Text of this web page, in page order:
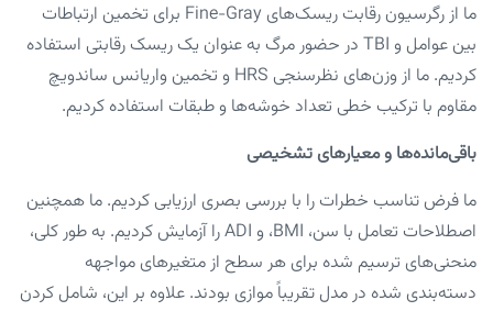
ما از رگرسیون رقابت ریسک‌های Fine-Gray برای تخمین ارتباطات
بین عوامل و TBI در حضور مرگ به عنوان یک ریسک رقابتی استفاده
کردیم. ما از وزن‌های نظرسنجی HRS و تخمین واریانس ساندویچ
مقاوم با ترکیب خطی تعداد خوشه‌ها و طبقات استفاده کردیم.
باقی‌مانده‌ها و معیارهای تشخیصی
ما فرض تناسب خطرات را با بررسی بصری ارزیابی کردیم. ما همچنین
اصطلاحات تعامل با سن، BMI، و ADI را آزمایش کردیم. به طور کلی،
منحنی‌های ترسیم شده برای هر سطح از متغیرهای مواجهه
دسته‌بندی شده در مدل تقریباً موازی بودند. علاوه بر این، شامل کردن